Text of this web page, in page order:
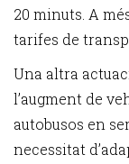
20 minuts. A
tarifes de
Una altra
l’augment de
autobusos en
necessitat